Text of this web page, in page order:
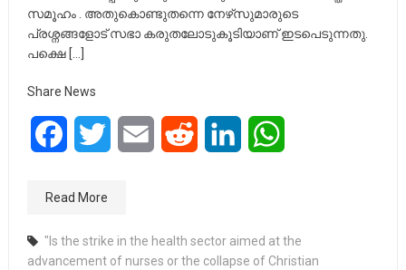
സമൂഹം . അതുകൊണ്ടുതന്നെ നേഴ്‌സുമാരുടെ
പ്രശ്നങ്ങളോട് സഭാ കരുതലോടുകൂടിയാണ് ഇടപെടുന്നതു.
പക്ഷെ […]
Share News
FacebookTwitter Email Reddit LinkedIn
Read More
"Is the strike in the health sector aimed at the
advancement of nurses or the collapse of Christian